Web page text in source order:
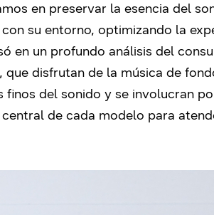
en preservar la esencia del
su entorno, optimizando la
en un profundo análisis del
que disfrutan de la música de
finos del sonido y se involucran
de cada modelo para